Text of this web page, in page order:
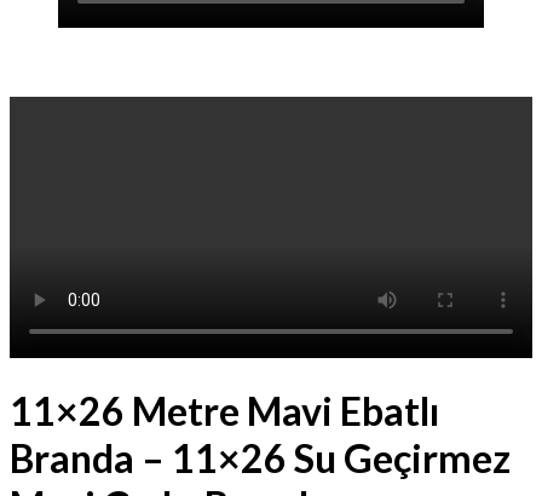
11×26 Metre Mavi Ebatlı
Branda – 11×26 Su Geçirmez